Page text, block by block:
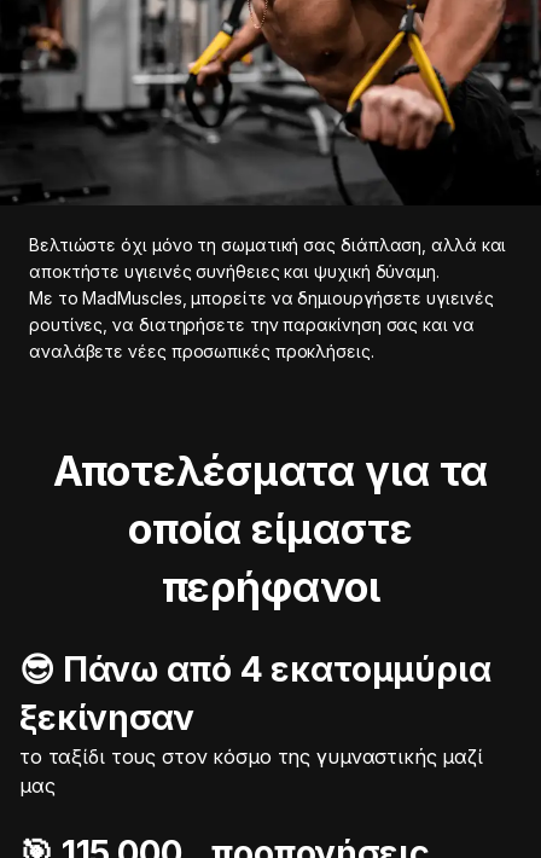
Βελτιώστε όχι μόνο τη σωματική σας διάπλαση, αλλά και
αποκτήστε υγιεινές συνήθειες και ψυχική δύναμη.
Με το MadMuscles, μπορείτε να δημιουργήσετε υγιεινές
ρουτίνες, να διατηρήσετε την παρακίνηση σας και να
αναλάβετε νέες προσωπικές προκλήσεις.
Αποτελέσματα για τα
οποία είμαστε
περήφανοι
😎 Πάνω από 4 εκατομμύρια
ξεκίνησαν
το ταξίδι τους στον κόσμο της γυμναστικής μαζί
μας